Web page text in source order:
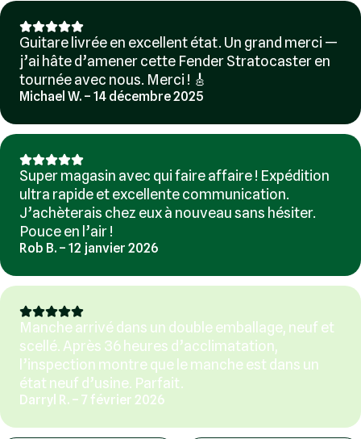
Guitare livrée en excellent état. Un grand merci —
j’ai hâte d’amener cette Fender Stratocaster en
tournée avec nous. Merci ! 🎸
Michael W. – 14 décembre 2025
Super magasin avec qui faire affaire ! Expédition
ultra rapide et excellente communication.
J’achèterais chez eux à nouveau sans hésiter.
Pouce en l’air !
Rob B. – 12 janvier 2026
Manche arrivé dans un double emballage, neuf et
scellé. Après 36 heures d’acclimatation,
l’inspection montre que le manche est dans un
état neuf d’usine. Parfait.
Darryl R. – 7 février 2026